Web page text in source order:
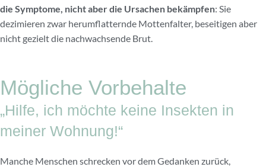
die Symptome, nicht aber die Ursachen bekämpfen: Sie
dezimieren zwar herumflatternde Mottenfalter, beseitigen aber
nicht gezielt die nachwachsende Brut.
Mögliche Vorbehalte
„Hilfe, ich möchte keine Insekten in
meiner Wohnung!“
Manche Menschen schrecken vor dem Gedanken zurück,